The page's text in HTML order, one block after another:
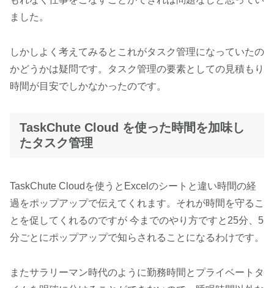
ました。
しかしよく考えてみるとこれがタスク管理になっていたの
かどうかは疑問です。タスク管理の要素としての見積もり
時間が目安でしかなかったのです。
TaskChute Cloud を使った時間を加味し
たタスク管理
TaskChute Cloudを使うとExcelのシートと違い時間の経
過をポップアップで伝えてくれます。それが時間を守るこ
とを促してくれるのですが 今までのやり方ですと25分、5
分ごとにポップアップで知らされることになるわけです。
またサラリーマン時代のように勤務時間とプライベートタ